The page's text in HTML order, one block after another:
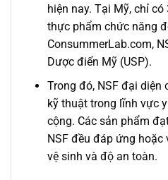
hiện nay. Tại Mỹ, chỉ
thực phẩm chức năng
ConsummerLab.com,
Dược điển Mỹ (USP).
Trong đó, NSF đại diện
kỹ thuật trong lĩnh vực
cộng. Các sản phẩm
NSF đều đáp ứng
vệ sinh và độ an toàn.